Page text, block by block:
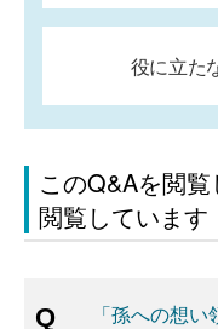
役に立た
このQ&Aを閲
閲覧しています
「孫への想